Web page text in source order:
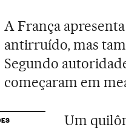
A França
antirruído, mas
Segundo
começaram em
Um